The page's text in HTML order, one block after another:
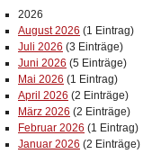
2026
August 2026 (1 Eintrag)
Juli 2026 (3 Einträge)
Juni 2026 (5 Einträge)
Mai 2026 (1 Eintrag)
April 2026 (2 Einträge)
März 2026 (2 Einträge)
Februar 2026 (1 Eintrag)
Januar 2026 (2 Einträge)